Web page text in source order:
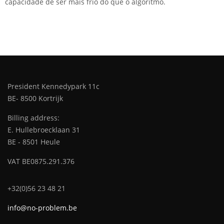
President Kennedypark 11c
BE- 8500 Kortrijk
Billing address:
E. Hullebroecklaan 31
BE - 8501 Heule
VAT BE0875.291.376
+32(0)56 23 48 21
info@no-problem.be